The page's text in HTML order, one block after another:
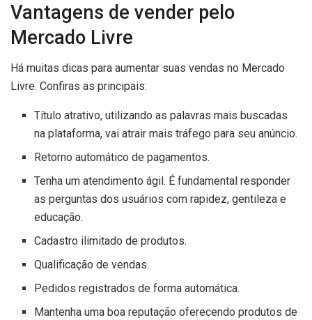
Vantagens de vender pelo
Mercado Livre
Há muitas dicas para aumentar suas vendas no Mercado
Livre. Confiras as principais:
Título atrativo, utilizando as palavras mais buscadas
na plataforma, vai atrair mais tráfego para seu anúncio.
Retorno automático de pagamentos.
Tenha um atendimento ágil. É fundamental responder
as perguntas dos usuários com rapidez, gentileza e
educação.
Cadastro ilimitado de produtos.
Qualificação de vendas.
Pedidos registrados de forma automática.
Mantenha uma boa reputação oferecendo produtos de